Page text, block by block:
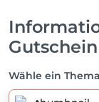
Gutschein
Wähle ein